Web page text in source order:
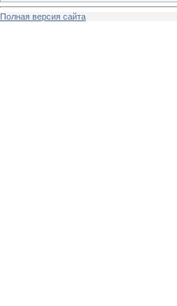
Полная версия сайта